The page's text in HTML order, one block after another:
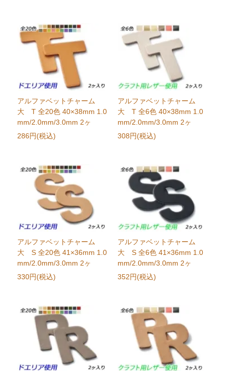
アルファベットチャーム
大 T 全20色 40×38mm 1.0
mm/2.0mm/3.0mm 2ヶ
286円(税込)
アルファベットチャーム
大 T 全6色 40×38mm 1.0
mm/2.0mm/3.0mm 2ヶ
308円(税込)
アルファベットチャーム
大 S 全20色 41×36mm 1.0
mm/2.0mm/3.0mm 2ヶ
330円(税込)
アルファベットチャーム
大 S 全6色 41×36mm 1.0
mm/2.0mm/3.0mm 2ヶ
352円(税込)